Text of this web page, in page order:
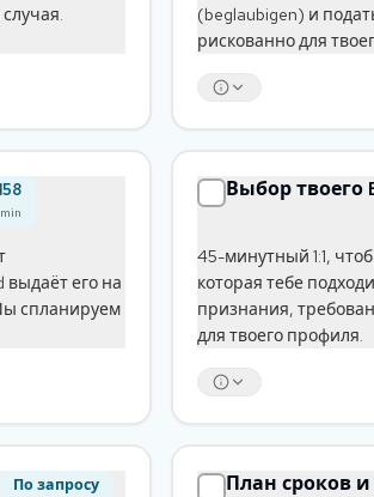
(beglaubigen) и
рискованно для
min
выдаёт его на
спланируем
Выбор твоего
45-минутный 1:1,
которая тебе
признания,
для твоего профиля.
По запросу План сроков и